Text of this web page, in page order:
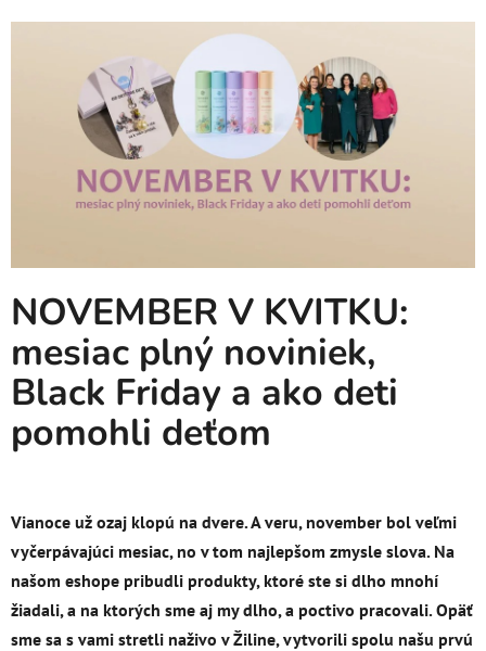
NOVEMBER V KVITKU:
mesiac plný noviniek,
Black Friday a ako deti
pomohli deťom
Vianoce už ozaj klopú na dvere. A veru, november bol veľmi
vyčerpávajúci mesiac, no v tom najlepšom zmysle slova. Na
našom eshope pribudli produkty, ktoré ste si dlho mnohí
žiadali, a na ktorých sme aj my dlho, a poctivo pracovali. Opäť
sme sa s vami stretli naživo v Žiline, vytvorili spolu našu prvú